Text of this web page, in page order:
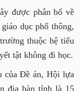
được phân bổ về
dục phổ thông,
thuộc hệ tiểu
tật không đi học.
của Đề án, Hội lựa
địa bàn tỉnh là 15